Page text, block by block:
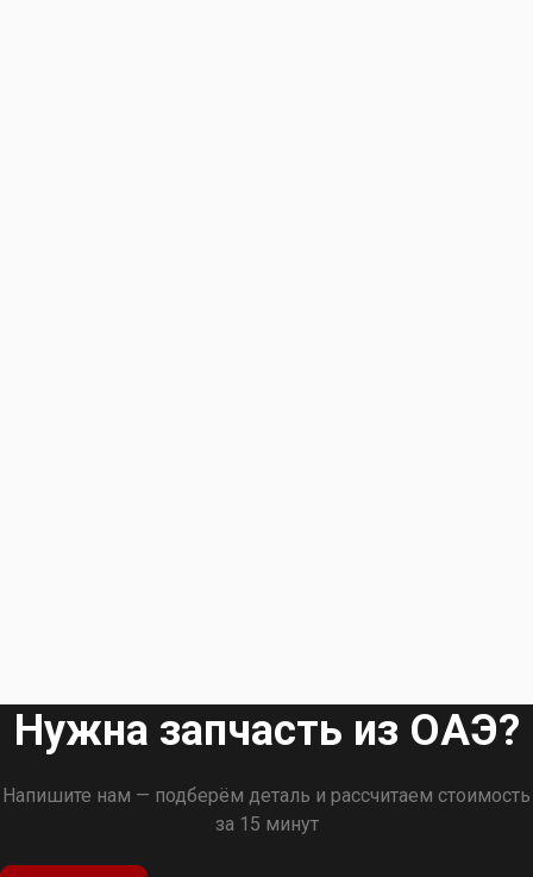
Нужна запчасть из ОАЭ?
Напишите нам — подберём деталь и рассчитаем стоимость
за 15 минут